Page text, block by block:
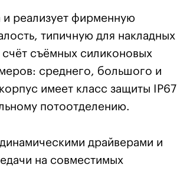
и реализует фирменную
типичную для накладных
съёмных силиконовых
среднего, большого и
имеет класс защиты IP67
потоотделению.
драйверами и
на совместимых